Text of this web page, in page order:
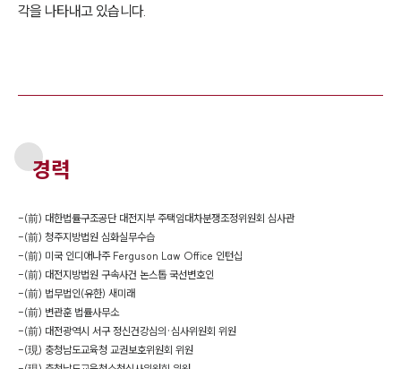
각을 나타내고 있습니다.
경력
-(前) 대한법률구조공단 대전지부 주택임대차분쟁조정위원회 심사관
-(前) 청주지방법원 심화실무수습
-(前) 미국 인디애나주 Ferguson Law Office 인턴십
-(前) 대전지방법원 구속사건 논스톱 국선변호인
-(前) 법무법인(유한) 새미래
-(前) 변관훈 법률사무소
-(前) 대전광역시 서구 정신건강심의·심사위원회 위원
-(現) 충청남도교육청 교권보호위원회 위원